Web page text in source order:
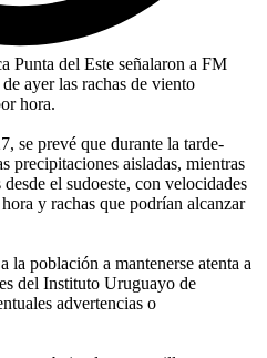
Punta del Este señalaron a FM
ayer las rachas de viento
hora.
se prevé que durante la tarde-
precipitaciones aisladas, mientras
el sudoeste, con velocidades
y rachas que podrían alcanzar
la población a mantenerse atenta a
del Instituto Uruguayo de
advertencias o